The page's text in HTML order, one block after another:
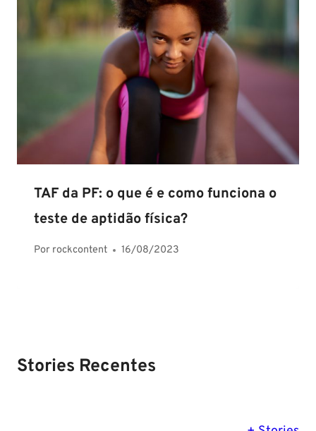
TAF da PF: o que é e como funciona o
teste de aptidão física?
Por rockcontent 16/08/2023
Stories Recentes